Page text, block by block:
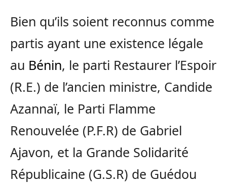
Bien qu’ils soient reconnus comme
partis ayant une existence légale
au Bénin, le parti Restaurer l’Espoir
(R.E.) de l’ancien ministre, Candide
Azannaï, le Parti Flamme
Renouvelée (P.F.R) de Gabriel
Ajavon, et la Grande Solidarité
Républicaine (G.S.R) de Guédou